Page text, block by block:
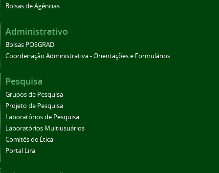
Bolsas de Agências
Administrativo
Bolsas POSGRAD
Coordenação Administrativa - Orientações e Formulários
Pesquisa
Grupos de Pesquisa
Projeto de Pesquisa
Laboratórios de Pesquisa
Laboratórios Multiusuários
Comitês de Ética
Portal Lira